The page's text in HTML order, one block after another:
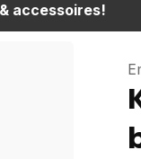
accessoires!